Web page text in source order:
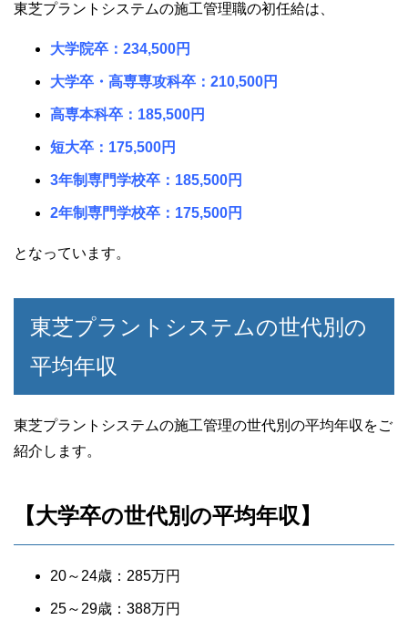
東芝プラントシステムの施工管理職の初任給は、
大学院卒：234,500円
大学卒・高専専攻科卒：210,500円
高専本科卒：185,500円
短大卒：175,500円
3年制専門学校卒：185,500円
2年制専門学校卒：175,500円
となっています。
東芝プラントシステムの世代別の
平均年収
東芝プラントシステムの施工管理の世代別の平均年収をご
紹介します。
【大学卒の世代別の平均年収】
20～24歳：285万円
25～29歳：388万円